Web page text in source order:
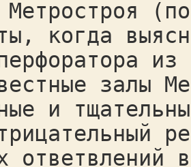
Метростроя
когда
залы
и
ответвлений